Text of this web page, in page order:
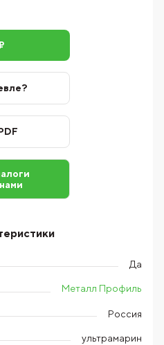
Да
Металл Профиль
Россия
ультрамарин